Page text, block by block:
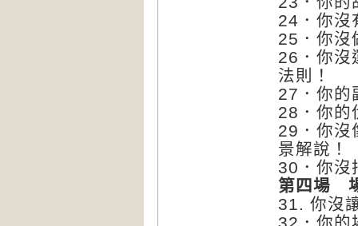
24．你沒
25．你沒
26．你沒
法則！
27．你的
28．你的
29．你沒
景解說！
30．你沒
第四場
31. 你沒